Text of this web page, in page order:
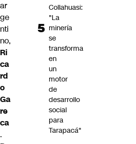
ar
ge
nti
no,
Ri
ca
rd
o
Ga
re
ca
.
Collahuasi:
"La
minería
se
transforma
en
un
motor
de
desarrollo
social
para
Tarapacá"